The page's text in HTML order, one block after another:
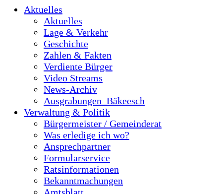
Aktuelles
Aktuelles
Lage & Verkehr
Geschichte
Zahlen & Fakten
Verdiente Bürger
Video Streams
News-Archiv
Ausgrabungen_Bäkeesch
Verwaltung & Politik
Bürgermeister / Gemeinderat
Was erledige ich wo?
Ansprechpartner
Formularservice
Ratsinformationen
Bekanntmachungen